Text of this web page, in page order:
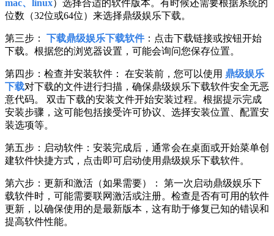
mac、linux）选择合适的软件版本。有时候还需要根据系统的
位数（32位或64位）来选择鼎级娱乐下载。
第三步： 下载鼎级娱乐下载软件：点击下载链接或按钮开始
下载。根据您的浏览器设置，可能会询问您保存位置。
第四步：检查并安装软件： 在安装前，您可以使用 鼎级娱乐
下载对下载的文件进行扫描，确保鼎级娱乐下载软件安全无恶
意代码。 双击下载的安装文件开始安装过程。根据提示完成
安装步骤，这可能包括接受许可协议、选择安装位置、配置安
装选项等。
第五步：启动软件：安装完成后，通常会在桌面或开始菜单创
建软件快捷方式，点击即可启动使用鼎级娱乐下载软件。
第六步：更新和激活（如果需要）： 第一次启动鼎级娱乐下
载软件时，可能需要联网激活或注册。检查是否有可用的软件
更新，以确保使用的是最新版本，这有助于修复已知的错误和
提高软件性能。